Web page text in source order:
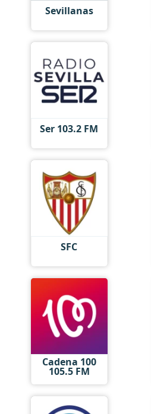
Sevillanas
Ser 103.2 FM
SFC
Cadena 100
105.5 FM